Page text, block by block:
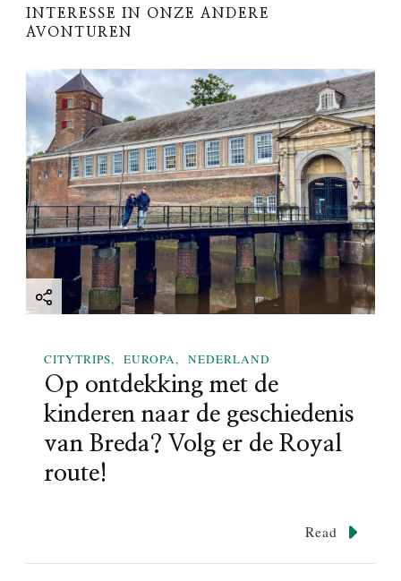
v
i
g
a
t
i
o
n
INTERESSE IN ONZE ANDERE
AVONTUREN
CITYTRIPS EUROPA NEDERLAND
Op ontdekking met de
kinderen naar de geschiedenis
van Breda? Volg er de Royal
route!
Read